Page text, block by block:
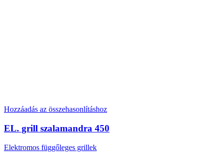
Hozzáadás az összehasonlításhoz
EL. grill szalamandra 450
Elektromos függőleges grillek